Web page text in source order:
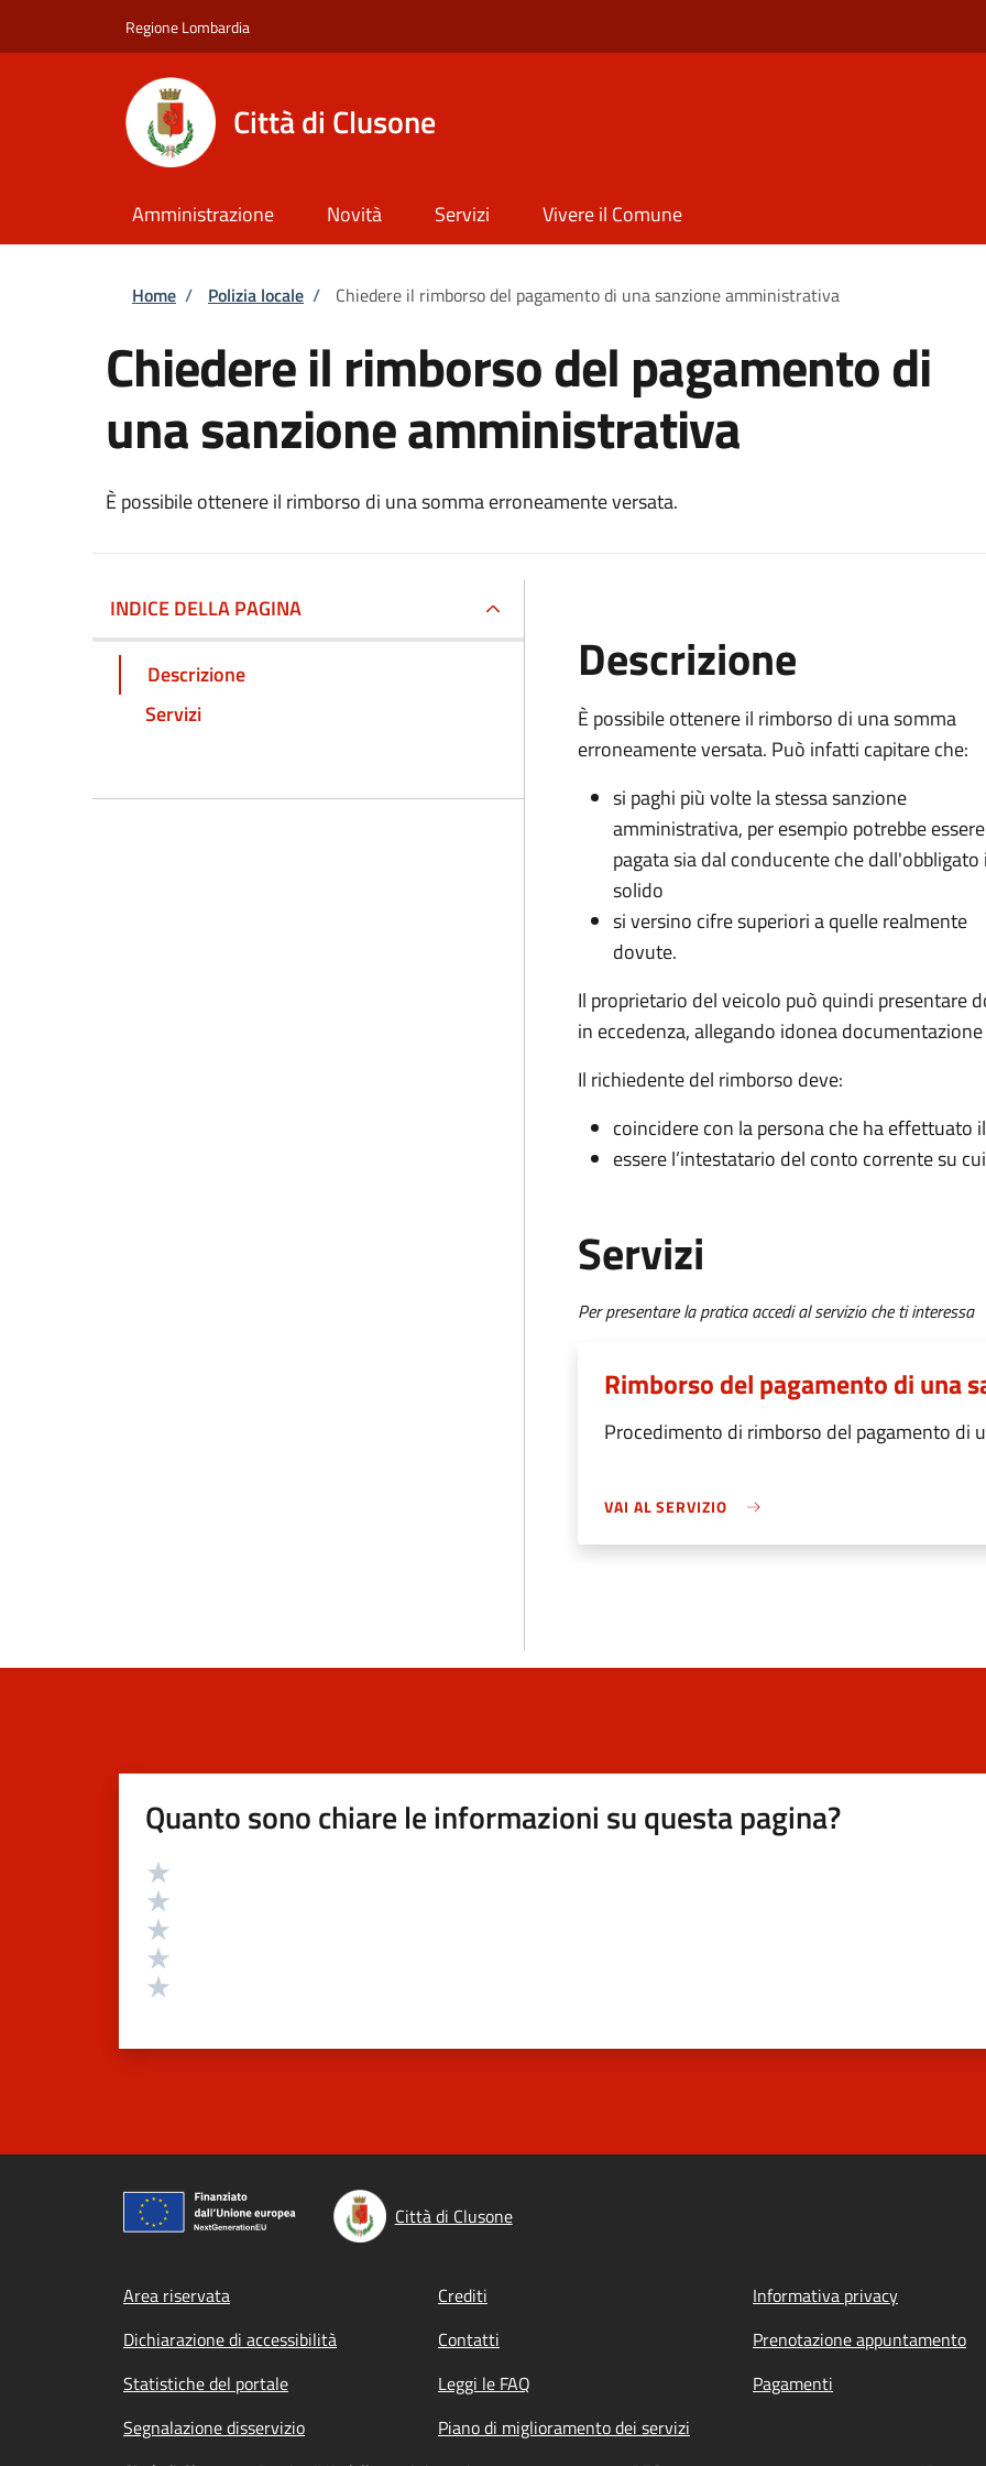
Regione Lombardia
Città di Clusone
Amministrazione Novità Servizi Vivere il Comune
Briciole di pane
Home / Polizia locale / Chiedere il rimborso del pagamento di una sanzione amministrativa
Chiedere il rimborso del pagamento di
una sanzione amministrativa
È possibile ottenere il rimborso di una somma erroneamente versata.
INDICE DELLA PAGINA
Descrizione
Servizi
Descrizione
È possibile ottenere il rimborso di una somma
erroneamente versata. Può infatti capitare che:
si paghi più volte la stessa sanzione
amministrativa, per esempio potrebbe essere
pagata sia dal conducente che dall'obbligato
solido
si versino cifre superiori a quelle realmente
dovute.
Il proprietario del veicolo può quindi presentare
in eccedenza, allegando idonea
Il richiedente del rimborso deve:
coincidere con la persona che ha effettuato
essere l’intestatario del conto corrente su
Servizi
Per presentare la pratica accedi al servizio che ti interessa
Rimborso del pagamento di una
Procedimento di rimborso del pagamento di
VAI AL SERVIZIO
Quanto sono chiare le informazioni su questa pagina?
Valutazione
Città di Clusone
Footer menu
Area riservata Crediti
Informativa privacy
Dichiarazione di accessibilità
Contatti
Prenotazione appuntamento
Statistiche del portale
Leggi le FAQ
Pagamenti
Segnalazione disservizio
Piano di miglioramento dei servizi